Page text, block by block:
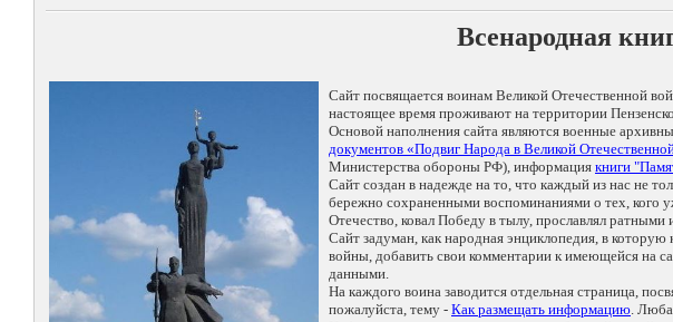
Всенародная
Сайт посвящается воинам Великой Отечественной
настоящее время проживают на территории
Основой наполнения сайта являются военные
документов «Подвиг Народа в Великой
Министерства обороны РФ), информация книги
Сайт создан в надежде на то, что каждый из нас не
бережно сохраненными воспоминаниями о тех, кого
Отечество, ковал Победу в тылу, прославлял
Сайт задуман, как народная энциклопедия, в
войны, добавить свои комментарии к имеющейся на
данными.
На каждого воина заводится отдельная страница,
пожалуйста, тему - Как размещать информацию.